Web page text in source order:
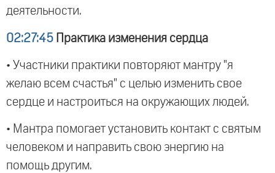
деятельности.
02:27:45 Практика изменения сердца
• Участники практики повторяют мантру "я
желаю всем счастья" с целью изменить свое
сердце и настроиться на окружающих людей.
• Мантра помогает установить контакт с святым
человеком и направить свою энергию на
помощь другим.